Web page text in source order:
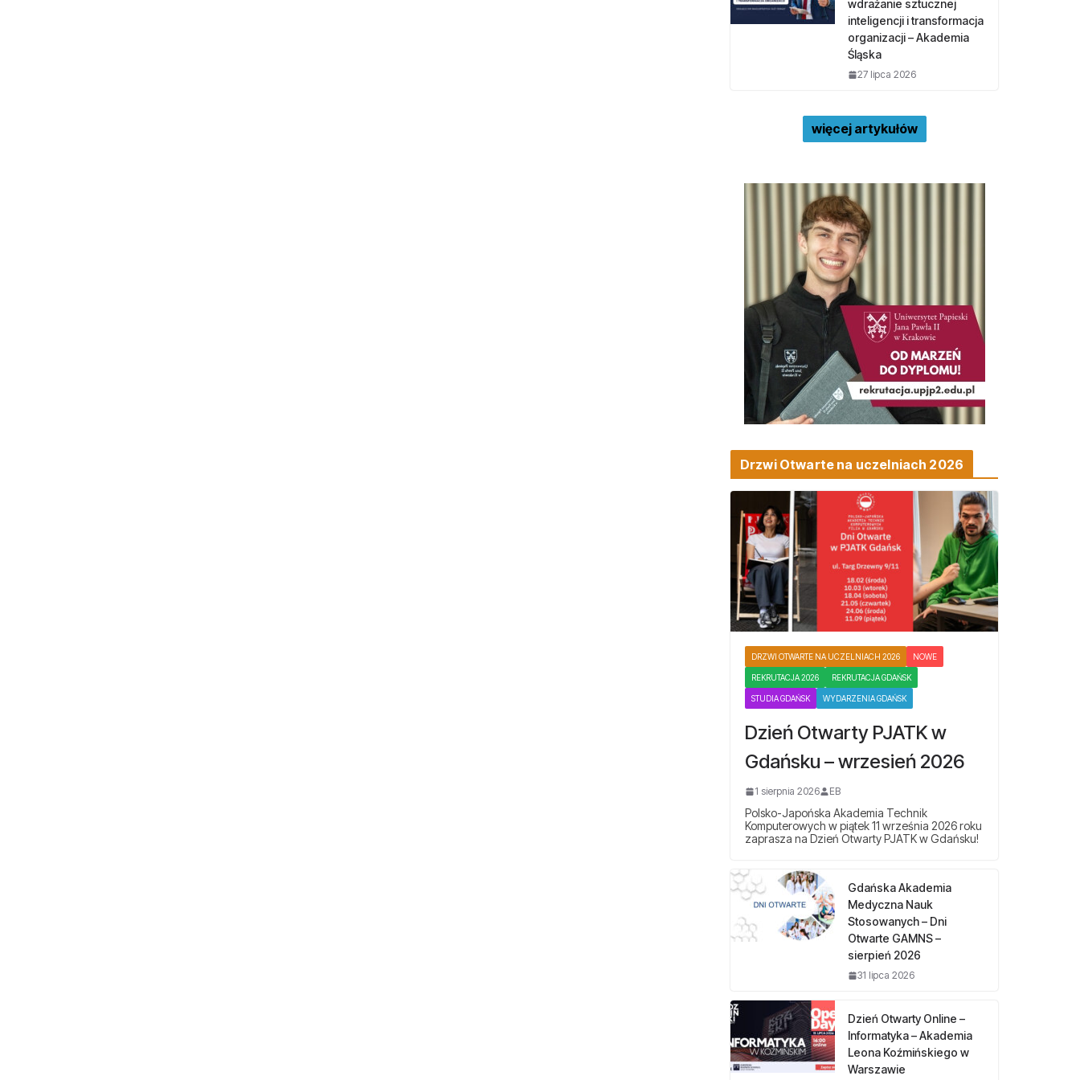
wdrażanie sztucznej
inteligencji i transformacja
organizacji – Akademia
Śląska
27 lipca 2026
więcej artykułów
Drzwi Otwarte na uczelniach 2026
DRZWI OTWARTE NA UCZELNIACH 2026 NOWE
REKRUTACJA 2026 REKRUTACJA GDAŃSK
STUDIA GDAŃSK WYDARZENIA GDAŃSK
Dzień Otwarty PJATK w
Gdańsku – wrzesień 2026
1 sierpnia 2026 EB
Polsko-Japońska Akademia Technik
Komputerowych w piątek 11 września 2026 roku
zaprasza na Dzień Otwarty PJATK w Gdańsku!
Gdańska Akademia
Medyczna Nauk
Stosowanych – Dni
Otwarte GAMNS –
sierpień 2026
31 lipca 2026
Dzień Otwarty Online –
Informatyka – Akademia
Leona Koźmińskiego w
Warszawie